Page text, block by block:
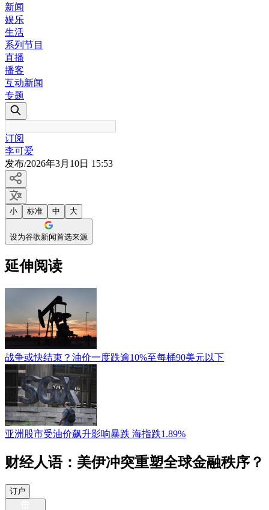
新闻
娱乐
生活
系列节目
直播
播客
互动新闻
专题
订阅
李可爱
发布/2026年3月10日 15:53
小 标准 中 大
设为谷歌新闻首选来源
延伸阅读
战争或快结束？油价一度跌逾10%至每桶90美元以下
亚洲股市受油价飙升影响暴跌 海指跌1.89%
财经人语：美伊冲突重塑全球金融秩序？
订户